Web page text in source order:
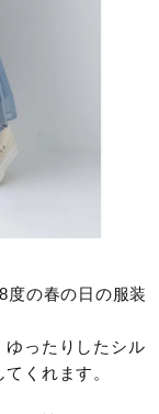
度の春の日の服装
ゆったりしたシル
くれます。